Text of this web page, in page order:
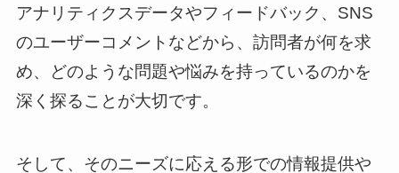
アナリティクスデータやフィードバック、SNS
のユーザーコメントなどから、訪問者が何を求
め、どのような問題や悩みを持っているのかを
深く探ることが大切です。
そして、そのニーズに応える形での情報提供や